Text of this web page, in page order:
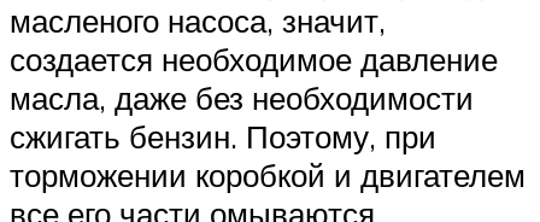
масленого насоса, значит,
создается необходимое давление
масла, даже без необходимости
сжигать бензин. Поэтому, при
торможении коробкой и двигателем
все его части омываются